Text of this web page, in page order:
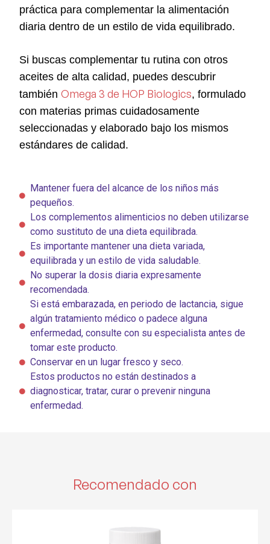
práctica para complementar la alimentación
diaria dentro de un estilo de vida equilibrado.
Si buscas complementar tu rutina con otros
aceites de alta calidad, puedes descubrir
también Omega 3 de HOP Biologics, formulado
con materias primas cuidadosamente
seleccionadas y elaborado bajo los mismos
estándares de calidad.
Mantener fuera del alcance de los niños más
pequeños.
Los complementos alimenticios no deben utilizarse
como sustituto de una dieta equilibrada.
Es importante mantener una dieta variada,
equilibrada y un estilo de vida saludable.
No superar la dosis diaria expresamente
recomendada.
Si está embarazada, en periodo de lactancia, sigue
algún tratamiento médico o padece alguna
enfermedad, consulte con su especialista antes de
tomar este producto.
Conservar en un lugar fresco y seco.
Estos productos no están destinados a
diagnosticar, tratar, curar o prevenir ninguna
enfermedad.
Recomendado con